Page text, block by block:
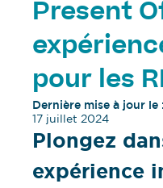
Present
pour les
Dernière mise à jour le :
17 juillet 2024
Plongez
expérience